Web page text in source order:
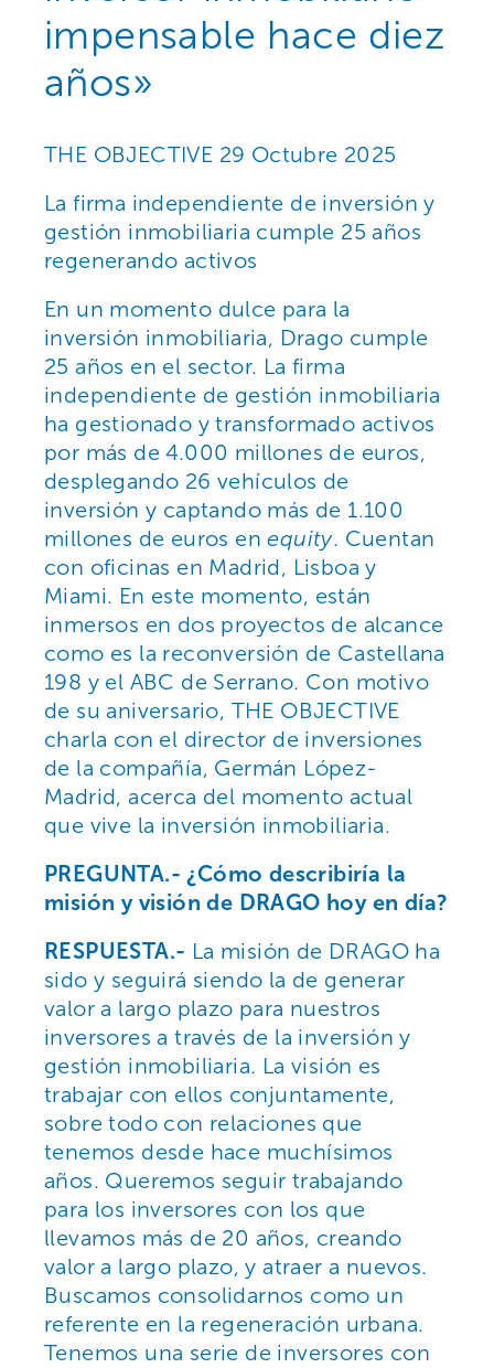
impensable hace diez
años»
THE OBJECTIVE 29 Octubre 2025
La firma independiente de inversión y
gestión inmobiliaria cumple 25 años
regenerando activos
En un momento dulce para la
inversión inmobiliaria, Drago cumple
25 años en el sector. La firma
independiente de gestión inmobiliaria
ha gestionado y transformado activos
por más de 4.000 millones de euros,
desplegando 26 vehículos de
inversión y captando más de 1.100
millones de euros enequity. Cuentan
con oficinas en Madrid, Lisboa y
Miami. En este momento, están
inmersos en dos proyectos de alcance
como es la reconversión de Castellana
198 y el ABC de Serrano. Con motivo
de su aniversario, THE OBJECTIVE
charla con el director de inversiones
de la compañía, Germán López-
Madrid, acerca del momento actual
que vive la inversión inmobiliaria.
PREGUNTA.- ¿Cómo describiría la
misión y visión de DRAGO hoy en día?
RESPUESTA.- La misión de DRAGO ha
sido y seguirá siendo la de generar
valor a largo plazo para nuestros
inversores a través de la inversión y
gestión inmobiliaria. La visión es
trabajar con ellos conjuntamente,
sobre todo con relaciones que
tenemos desde hace muchísimos
años. Queremos seguir trabajando
para los inversores con los que
llevamos más de 20 años, creando
valor a largo plazo, y atraer a nuevos.
Buscamos consolidarnos como un
referente en la regeneración urbana.
Tenemos una serie de inversores con